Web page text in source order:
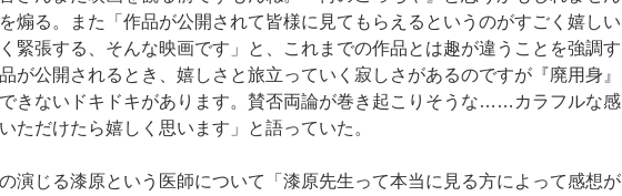
る。また「作品が公開されて皆様に見てもらえるというのがすごく嬉しい
緊張する、そんな映画です」と、これまでの作品とは趣が違うことを強調す
が公開されるとき、嬉しさと旅立っていく寂しさがあるのですが『廃用身』
きないドキドキがあります。賛否両論が巻き起こりそうな……カラフルな感
ただけたら嬉しく思います」と語っていた。
演じる漆原という医師について「漆原先生って本当に見る方によって感想が